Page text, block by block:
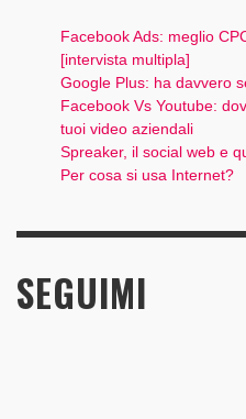
Facebook Ads: meglio
[intervista multipla]
Google Plus: ha davvero
Facebook Vs Youtube:
tuoi video aziendali
Spreaker, il social web e
Per cosa si usa Internet?
SEGUIMI